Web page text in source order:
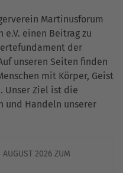
Martinusforum
einen Beitrag zu
der
unseren Seiten finden
mit Körper, Geist
Unser Ziel ist die
und Handeln unserer
AUGUST 2026 ZUM